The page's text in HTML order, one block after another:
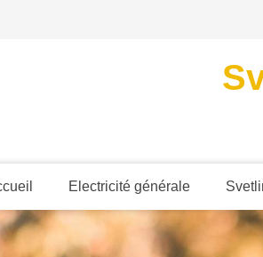
Electricité générale